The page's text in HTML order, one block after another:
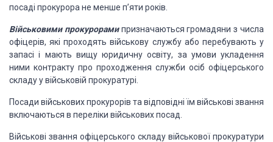
посаді прокурора не менше п’яти років.
Військовими прокурорами призначаються громадяни з числа
офіцерів, які проходять військову службу або перебувають у
запасі і мають вищу юридичну освіту, за умови укладення
ними контракту про проходження служби осіб офіцерського
складу у військовій прокуратурі.
Посади військовихпрокурорів та відповідні їм військові звання
включаються в переліки військових посад.
Військові звання офіцерського складу військової прокуратури